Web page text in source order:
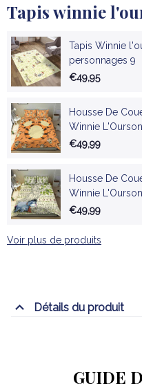
Tapis winnie
Tapis Winnie
personnages 9
€49,95
Housse De
Winnie
03 Parure de lit
€49,99
Housse De
Winnie
Parure de lit
€49,99
Voir plus de produits
Détails du produit
GUIDE